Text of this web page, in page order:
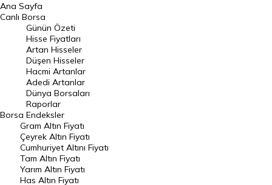
BIST 100 Hisseleri
En Çok Artan Hisseler
En Çok Düşen Hisseler
Hacmi Artanlar
Geçmiş Kapanışlar
Dünya Borsaları
Raporlar
Endeksler
DÖVİZ
Ana Sayfa
Canlı Borsa
Borsa
Günün Özeti
Hisse Fiyatları
Artan Hisseler
Düşen Hisseler
Hacmi Artanlar
Adedi Artanlar
Dünya Borsaları
Raporlar
Endeksler
Gram Altın Fiyatı
Çeyrek Altın Fiyatı
Cumhuriyet Altını Fiyatı
Tam Altın Fiyatı
Yarım Altın Fiyatı
Has Altın Fiyatı